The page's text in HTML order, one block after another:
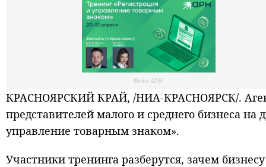
Фото АРН
КРАСНОЯРСКИЙ КРАЙ, /НИА-КРАСНОЯРСК/.
представителей малого и среднего бизнеса
управление товарным знаком».
Участники тренинга разберутся, зачем